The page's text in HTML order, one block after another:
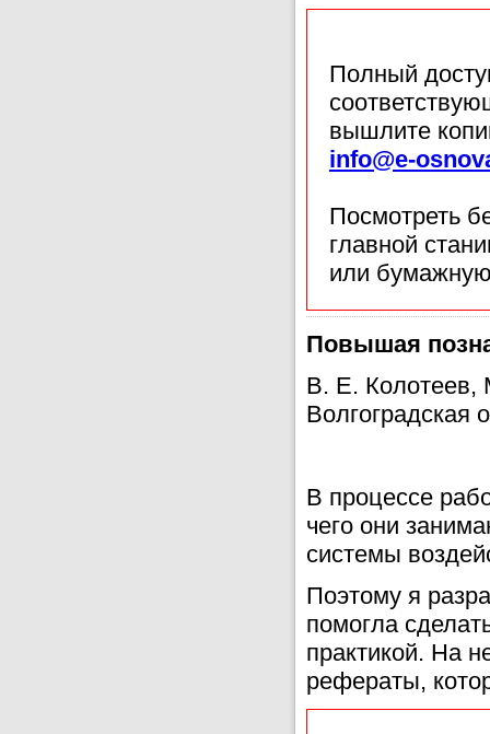
Полный
вышлите
info@e-
Посмотреть
главной
или
Повышая
В. Е. Колотеев,
Волгоградская
В процессе
чего они
системы
Поэтому я
помогла
практикой. На
рефераты,